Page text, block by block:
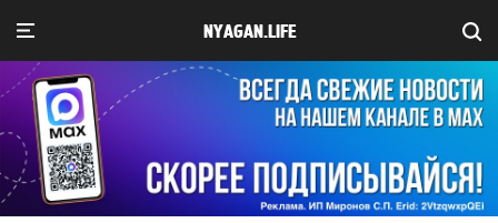
NYAGAN.LIFE